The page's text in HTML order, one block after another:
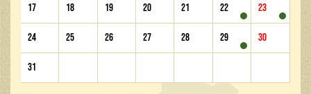
17 18 19 20 21 22 23
24 25 26 27 28 29 30
31